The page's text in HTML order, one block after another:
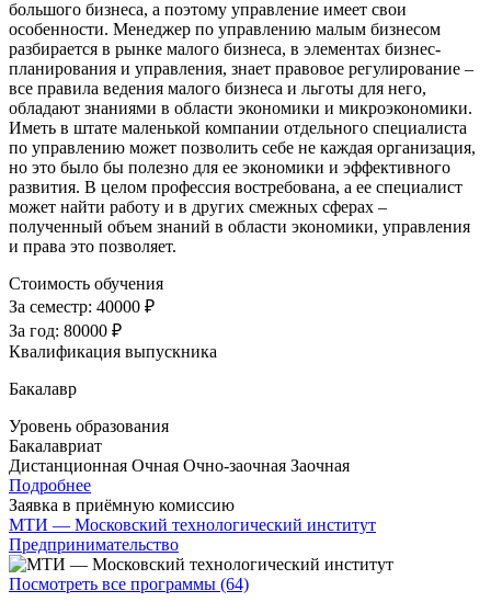
большого бизнеса, а поэтому управление имеет свои
особенности. Менеджер по управлению малым бизнесом
разбирается в рынке малого бизнеса, в элементах бизнес-
планирования и управления, знает правовое регулирование –
все правила ведения малого бизнеса и льготы для него,
обладают знаниями в области экономики и микроэкономики.
Иметь в штате маленькой компании отдельного специалиста
по управлению может позволить себе не каждая организация,
но это было бы полезно для ее экономики и эффективного
развития. В целом профессия востребована, а ее специалист
может найти работу и в других смежных сферах –
полученный объем знаний в области экономики, управления
и права это позволяет.
Стоимость обучения
За семестр: 40000 ₽
За год: 80000 ₽
Квалификация выпускника
Бакалавр
Уровень образования
Бакалавриат
Дистанционная Очная Очно-заочная Заочная
Подробнее
Заявка в приёмную комиссию
МТИ — Московский технологический институт
Предпринимательство
Посмотреть все программы (64)